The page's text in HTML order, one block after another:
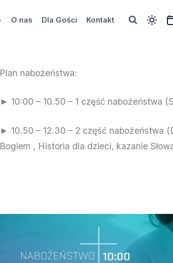
O nas Dla Gości Kontakt
Plan nabożeństwa:
► 10:00 – 10.50 – 1 część nabożeństwa
► 10.50 – 12.30 – 2 część nabożeństwa
Bogiem , Historia dla dzieci, kazanie